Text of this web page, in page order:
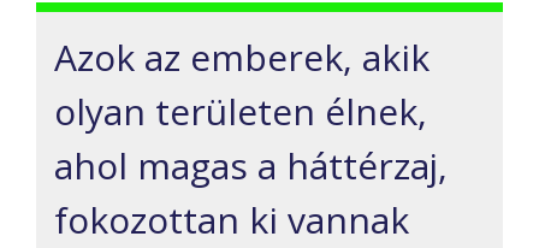
Azok az emberek, akik
olyan területen élnek,
ahol magas a háttérzaj,
fokozottan ki vannak